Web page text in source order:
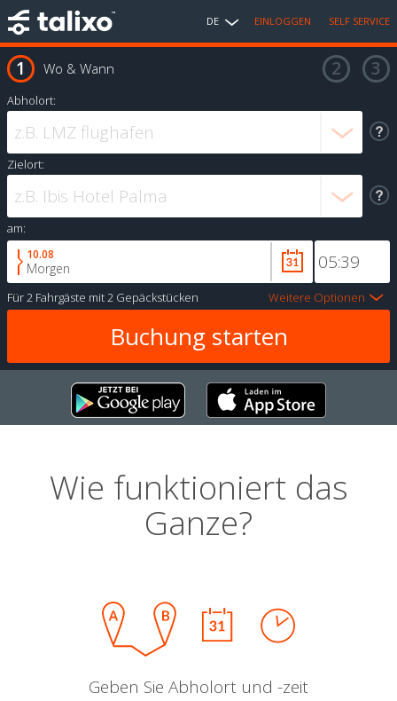
DE EINLOGGEN SELF SERVICE
Wo & Wann
Abholort:
Zielort:
am:
10.08
Morgen
Für2 Fahrgäste mit2 Gepäckstücken Weitere Optionen
Wie funktioniert das
Ganze?
Geben Sie Abholort und -zeit